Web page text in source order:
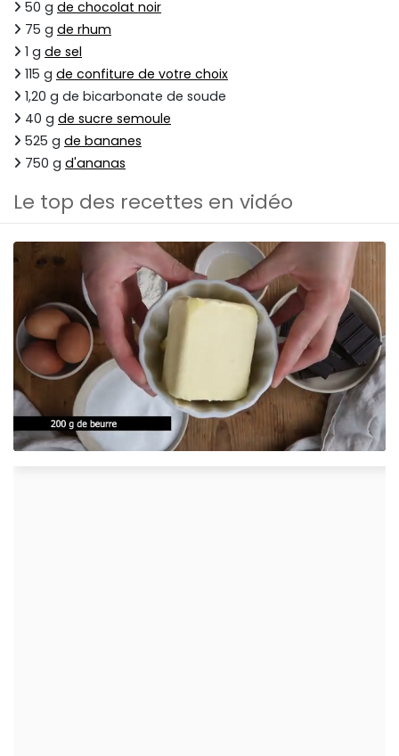
50 g de chocolat noir
75 g de rhum
1 g de sel
115 g de confiture de votre choix
1,20 g de bicarbonate de soude
40 g de sucre semoule
525 g de bananes
750 g d'ananas
Le top des recettes en vidéo